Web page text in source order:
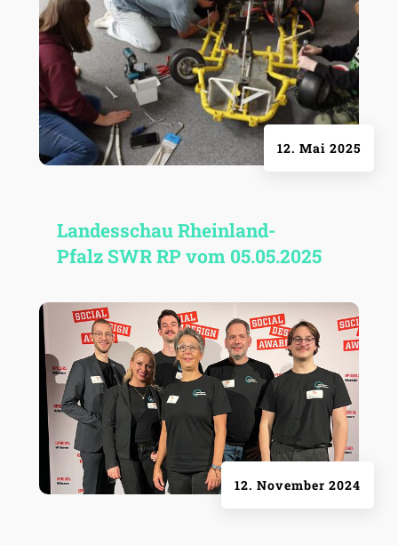
Landes­schau Rhein­land-
Pfalz SWR RP vom 05.05.2025
12. Mai 2025
12. November 2024